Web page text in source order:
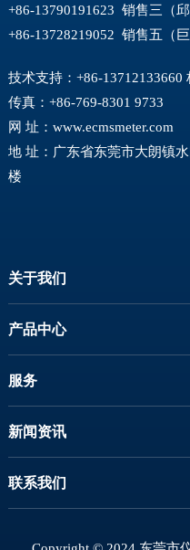
+86-13790191623 销售三（
+86-13728219052 销售五（巨
技术支持：+86-13712133660
传真：+86-769-8301 9733
网 址： www.ecmsmeter.com
地 址：广东省东莞市大朗镇
楼
关于我们
产品中心
服务
新闻资讯
联系我们